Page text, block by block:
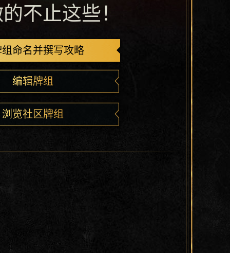
不止这些！
组命名并撰写攻略
编辑牌组
浏览社区牌组